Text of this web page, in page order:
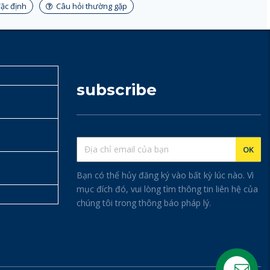
định Câu hỏi thường gặp
subscribe
Bạn có thể hủy đăng ký vào bất kỳ lúc nào. Vì
mục đích đó, vui lòng tìm thông tin liên hệ của
chúng tôi trong thông báo pháp lý.